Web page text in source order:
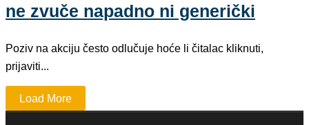
ne zvuče napadno ni generički
Poziv na akciju često odlučuje hoće li čitalac kliknuti,
prijaviti...
Load More